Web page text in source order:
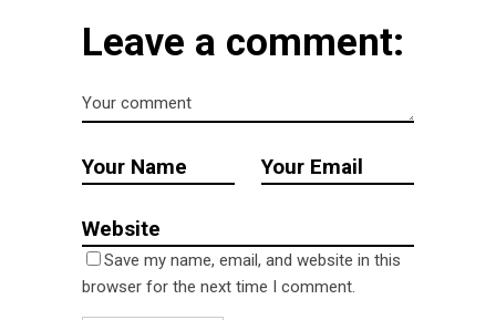
Leave a comment:
Save my name, email, and website in this
browser for the next time I comment.